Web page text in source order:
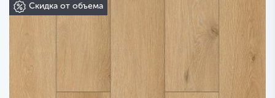
Скидка от объема